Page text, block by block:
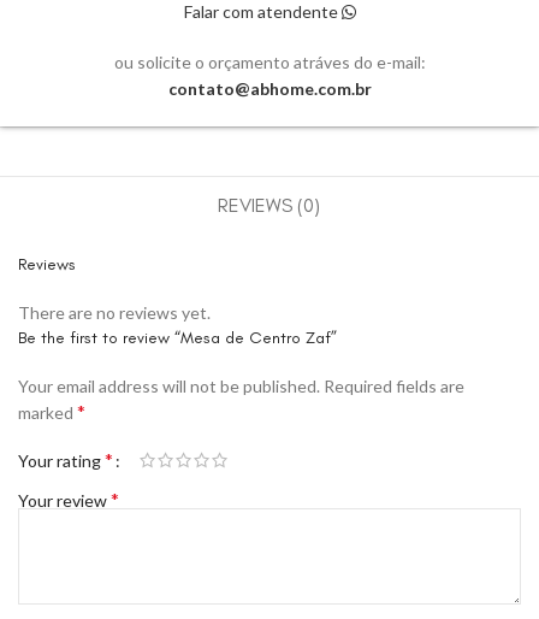
Falar com atendente
ou solicite o orçamento atráves do e-mail:
contato@abhome.com.br
REVIEWS (0)
Reviews
There are no reviews yet.
Be the first to review “Mesa de Centro Zaf”
Your email address will not be published. Required fields are
marked *
Your rating*
Your review*